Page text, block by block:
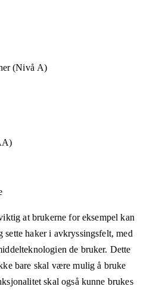
(Nivå A)
at brukerne for eksempel kan
sette haker i avkryssingsfelt, med
de bruker. Dette
bare skal være mulig å bruke
skal også kunne brukes